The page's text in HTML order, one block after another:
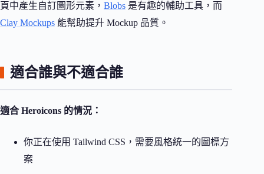
頁中產生自訂圖形元素， Blobs 是有趣的輔助工具，而
Clay Mockups 能幫助提升 Mockup 品質。
適合誰與不適合誰
適合 Heroicons 的情況：
你正在使用 Tailwind CSS，需要風格統一的圖標方
案